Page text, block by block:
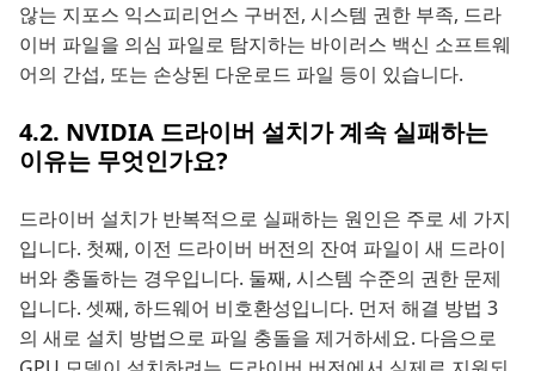
않는 지포스 익스피리언스 구버전, 시스템 권한 부족, 드라
이버 파일을 의심 파일로 탐지하는 바이러스 백신 소프트웨
어의 간섭, 또는 손상된 다운로드 파일 등이 있습니다.
4.2. NVIDIA 드라이버 설치가 계속 실패하는
이유는 무엇인가요?
드라이버 설치가 반복적으로 실패하는 원인은 주로 세 가지
입니다. 첫째, 이전 드라이버 버전의 잔여 파일이 새 드라이
버와 충돌하는 경우입니다. 둘째, 시스템 수준의 권한 문제
입니다. 셋째, 하드웨어 비호환성입니다. 먼저 해결 방법 3
의 새로 설치 방법으로 파일 충돌을 제거하세요. 다음으로